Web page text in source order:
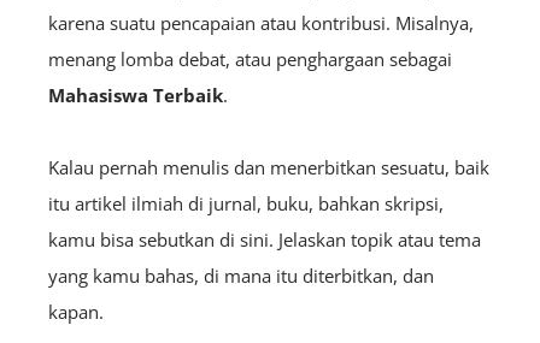
karena suatu pencapaian atau kontribusi. Misalnya,
menang lomba debat, atau penghargaan sebagai
Mahasiswa Terbaik.
Kalau pernah menulis dan menerbitkan sesuatu, baik
itu artikel ilmiah di jurnal, buku, bahkan skripsi,
kamu bisa sebutkan di sini. Jelaskan topik atau tema
yang kamu bahas, di mana itu diterbitkan, dan
kapan.